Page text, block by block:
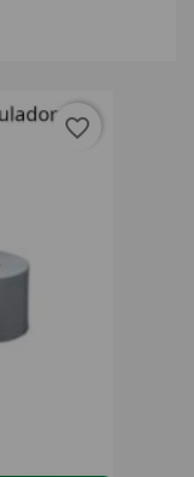
favorite_border